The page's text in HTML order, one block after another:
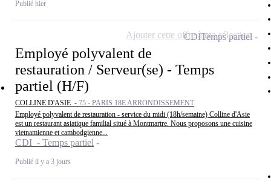
Publié hier
Employé polyvalent de
restauration / Serveur(se) - Temps
partiel (H/F)
COLLINE D'ASIE - 75 - PARIS 18E ARRONDISSEMENT
Employé polyvalent de restauration - service du midi (18h/semaine) Colline d'Asie
est un restaurant asiatique familial situé à Montmartre. Nous proposons une cuisine
vietnamienne et cambodgienne...
CDI - Temps partiel
Publié il y a 3 jours
CDITemps partiel
Ajouter cette offre à ma sélection